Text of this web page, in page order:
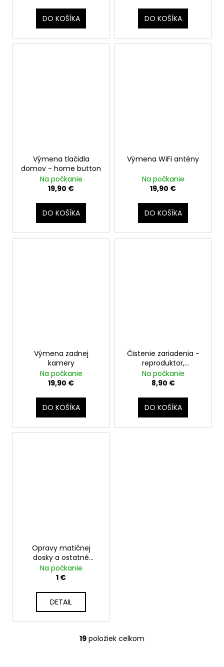
DO KOŠÍKA DO KOŠÍKA
Výmena tlačidla
domov - home button
Na počkanie
19,90 €
DO KOŠÍKA
Výmena WiFi antény
Na počkanie
19,90 €
DO KOŠÍKA
Výmena zadnej
kamery
Na počkanie
19,90 €
DO KOŠÍKA
Čistenie zariadenia -
reproduktor,
mikrofóny, slúchadlo,
nabíjací konektor,
Na počkanie
8,90 €
DO KOŠÍKA
Opravy matičnej
dosky a ostatné
pokročilé opravy
Na počkanie
1 €
DETAIL
O
19 položiek celkom